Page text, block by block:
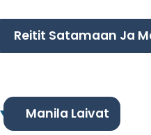
Reitit Satamaan Ja
Manila Laivat